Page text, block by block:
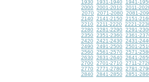
1930
1931-1940 1941-
2000
2001-2010 2011-
2070
2071-2080 2081-
2140
2141-2150 2151-
2210
2211-2220 2221-
2280
2281-2290 2291-
2350
2351-2360 2361-
2420
2421-2430 2431-
2490
2491-2500 2501-
2560
2561-2570 2571-
2630
2631-2640 2641-
2700
2701-2710 2711-
2770
2771-2780 2781-
2840
2841-2850 2851-